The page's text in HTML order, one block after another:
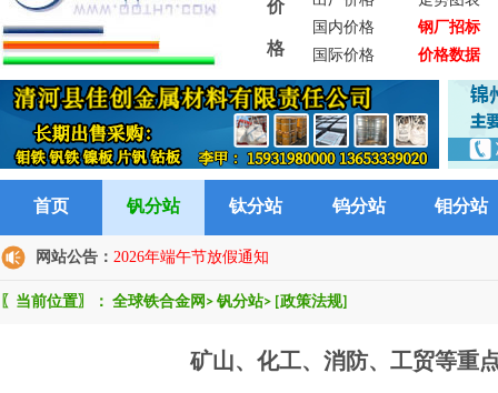
价
格
国内价格
钢厂招标
国际价格
价格数据
首页 钒分站 钛分站 钨分站 钼分站
网站公告： 2026年端午节放假通知
〖当前位置〗： 全球铁合金网 > 钒分站> [政策法规]
矿山、化工、消防、工贸等重